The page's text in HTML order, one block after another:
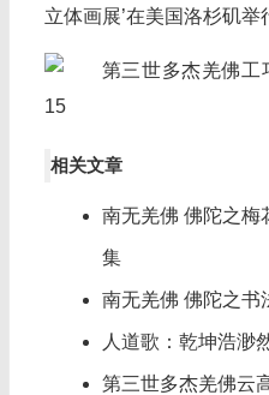
立体画展’在美国洛杉矶举
相关文章
南无羌佛 佛陀之梅
集
南无羌佛 佛陀之书
人道歌：乾坤浩渺
第三世多杰羌佛云